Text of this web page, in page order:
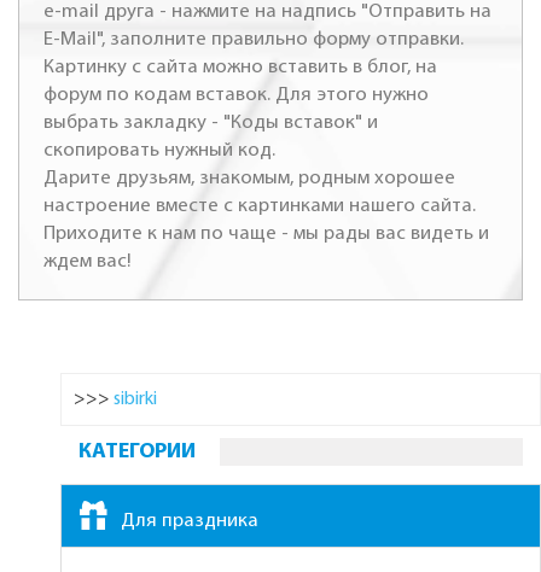
e-mail друга - нажмите на надпись "Отправить на
E-Mail", заполните правильно форму отправки.
Картинку с сайта можно вставить в блог, на
форум по кодам вставок. Для этого нужно
выбрать закладку - "Коды вставок" и
скопировать нужный код.
Дарите друзьям, знакомым, родным хорошее
настроение вместе с картинками нашего сайта.
Приходите к нам по чаще - мы рады вас видеть и
ждем вас!
>>> sibirki
КАТЕГОРИИ
Для праздника